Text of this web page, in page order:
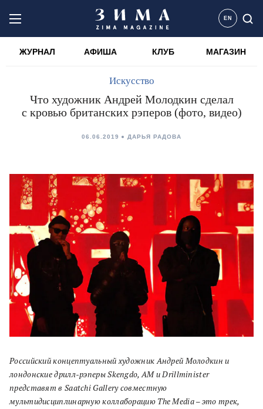
EN
ЖУРНАЛ АФИША КЛУБ МАГАЗИН
Искусство
Что художник Андрей Молодкин сделал
с кровью британских рэперов (фото, видео)
06.06.2019 ДАРЬЯ РАДОВА
Российский концептуальный художник Андрей Молодкин и
лондонские дрилл-рэперы Skengdo, AM и Drillminister
представят в Saatchi Gallery совместную
мультидисциплинарную коллаборацию The Media – это трек,